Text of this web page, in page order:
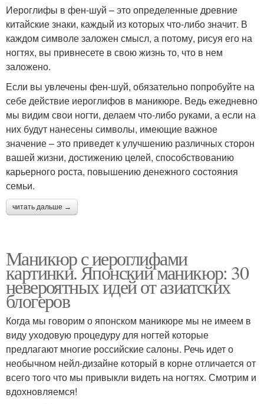
Иероглифы в фен-шуй – это определенные древние
китайские знаки, каждый из которых что-либо значит. В
каждом символе заложен смысл, а потому, рисуя его на
ногтях, вы привнесете в свою жизнь то, что в нем
заложено.
Если вы увлечены фен-шуй, обязательно попробуйте на
себе действие иероглифов в маникюре. Ведь ежедневно
мы видим свои ногти, делаем что-либо руками, а если на
них будут нанесены символы, имеющие важное
значение – это приведет к улучшению различных сторон
вашей жизни, достижению целей, способствованию
карьерного роста, повышению денежного состояния
семьи.
читать дальше →
Маникюр с иероглифами
картинки. Японский маникюр: 30
невероятных идей от азиатских
блогеров
Когда мы говорим о японском маникюре мы не имеем в
виду уходовую процедуру для ногтей которые
предлагают многие российские салоны. Речь идет о
необычном нейл-дизайне который в корне отличается от
всего того что мы привыкли видеть на ногтях. Смотрим и
вдохновляемся!